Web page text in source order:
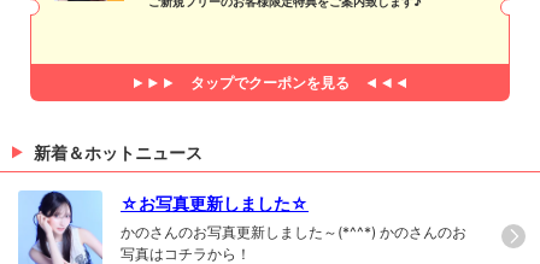
タップでクーポンを見る
新着＆ホットニュース
☆お写真更新しました☆
かのさんのお写真更新しました～(*^^*) かのさんのお
写真はコチラから！